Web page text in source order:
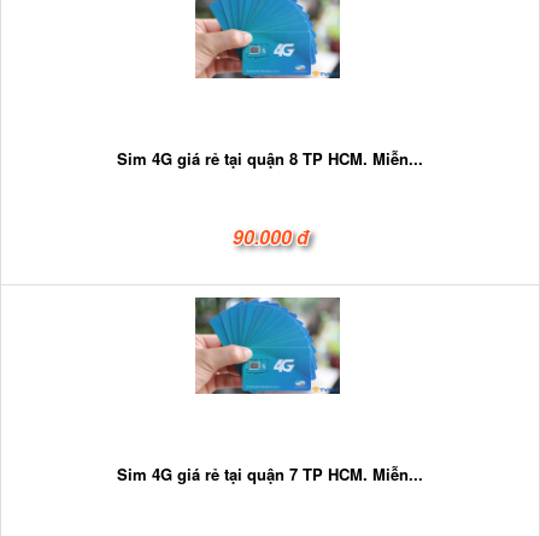
Sim 4G giá rẻ tại quận 8 TP HCM. Miễn...
90.000 đ
Sim 4G giá rẻ tại quận 7 TP HCM. Miễn...